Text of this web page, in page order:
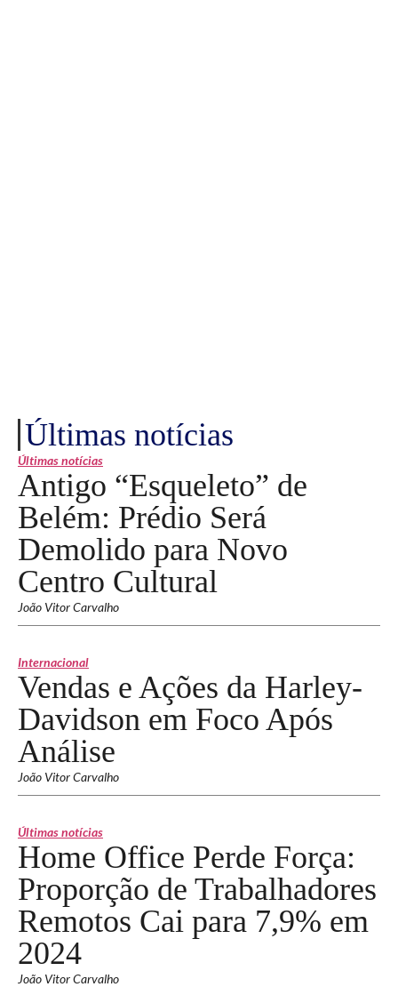
Últimas notícias
Últimas notícias
Antigo “Esqueleto” de
Belém: Prédio Será
Demolido para Novo
Centro Cultural
João Vitor Carvalho
Internacional
Vendas e Ações da Harley-
Davidson em Foco Após
Análise
João Vitor Carvalho
Últimas notícias
Home Office Perde Força:
Proporção de Trabalhadores
Remotos Cai para 7,9% em
2024
João Vitor Carvalho